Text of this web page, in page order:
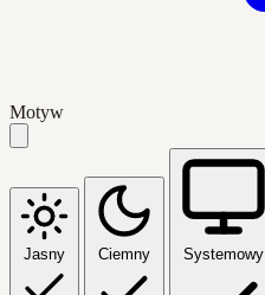
Motyw
Jasny Ciemny Systemowy